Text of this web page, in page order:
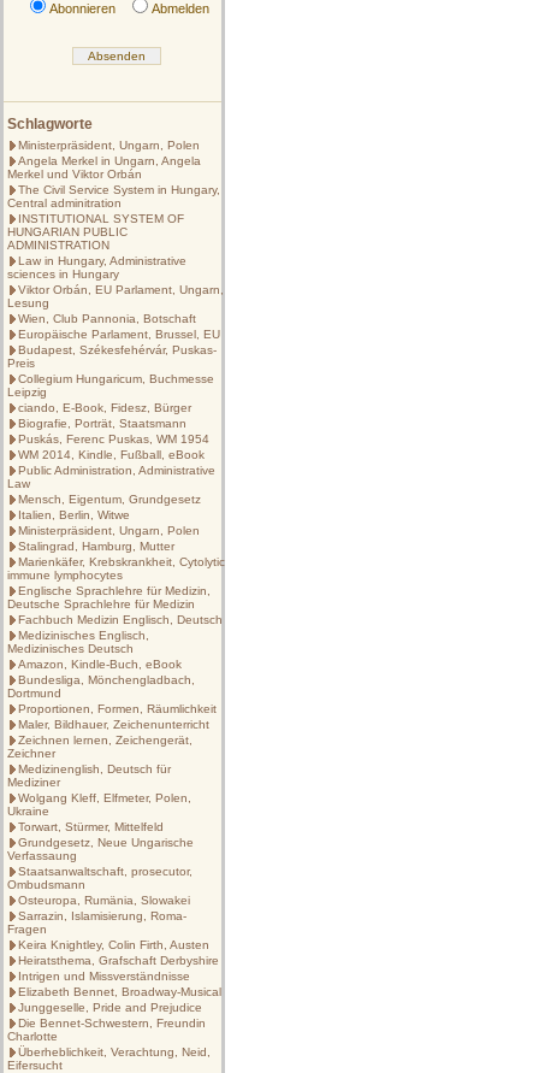
Abonnieren Abmelden
Schlagworte
Ministerpräsident, Ungarn, Polen
Angela Merkel in Ungarn, Angela
Merkel und Viktor Orbán
The Civil Service System in Hungary,
Central adminitration
INSTITUTIONAL SYSTEM OF
HUNGARIAN PUBLIC
ADMINISTRATION
Law in Hungary, Administrative
sciences in Hungary
Viktor Orbán, EU Parlament, Ungarn,
Lesung
Wien, Club Pannonia, Botschaft
Europäische Parlament, Brussel, EU
Budapest, Székesfehérvár, Puskas-
Preis
Collegium Hungaricum, Buchmesse
Leipzig
ciando, E-Book, Fidesz, Bürger
Biografie, Porträt, Staatsmann
Puskás, Ferenc Puskas, WM 1954
WM 2014, Kindle, Fußball, eBook
Public Administration, Administrative
Law
Mensch, Eigentum, Grundgesetz
Italien, Berlin, Witwe
Ministerpräsident, Ungarn, Polen
Stalingrad, Hamburg, Mutter
Marienkäfer, Krebskrankheit, Cytolytic
immune lymphocytes
Englische Sprachlehre für Medizin,
Deutsche Sprachlehre für Medizin
Fachbuch Medizin Englisch, Deutsch
Medizinisches Englisch,
Medizinisches Deutsch
Amazon, Kindle-Buch, eBook
Bundesliga, Mönchengladbach,
Dortmund
Proportionen, Formen, Räumlichkeit
Maler, Bildhauer, Zeichenunterricht
Zeichnen lernen, Zeichengerät,
Zeichner
Medizinenglish, Deutsch für
Mediziner
Wolgang Kleff, Elfmeter, Polen,
Ukraine
Torwart, Stürmer, Mittelfeld
Grundgesetz, Neue Ungarische
Verfassaung
Staatsanwaltschaft, prosecutor,
Ombudsmann
Osteuropa, Rumänia, Slowakei
Sarrazin, Islamisierung, Roma-
Fragen
Keira Knightley, Colin Firth, Austen
Heiratsthema, Grafschaft Derbyshire
Intrigen und Missverständnisse
Elizabeth Bennet, Broadway-Musical
Junggeselle, Pride and Prejudice
Die Bennet-Schwestern, Freundin
Charlotte
Überheblichkeit, Verachtung, Neid,
Eifersucht